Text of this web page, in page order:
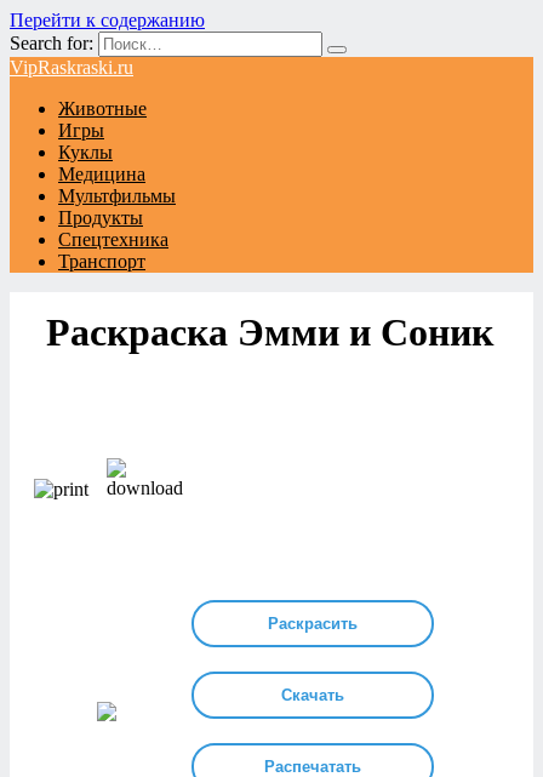
Перейти к содержанию
Search for:
VipRaskraski.ru
Животные
Игры
Куклы
Медицина
Мультфильмы
Продукты
Спецтехника
Транспорт
Раскраска Эмми и Соник
Раскрасить
Скачать
Распечатать